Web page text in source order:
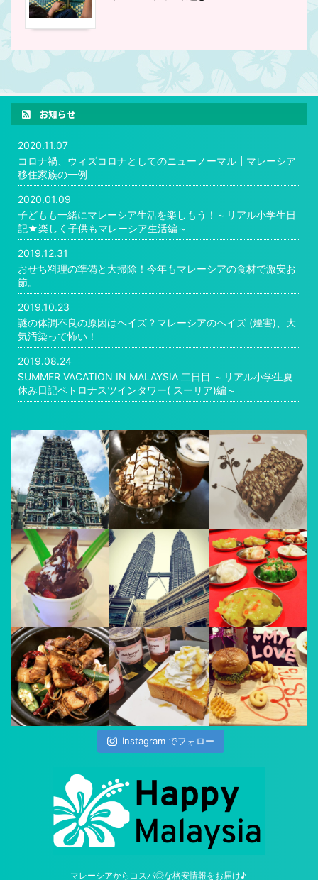
お知らせ
2020.11.07
コロナ禍、ウィズコロナとしてのニューノーマル┃マレーシア
移住家族の一例
2020.01.09
子どもも一緒にマレーシア生活を楽しもう！～リアル小学生日
記★楽しく子供もマレーシア生活編～
2019.12.31
おせち料理の準備と大掃除！今年もマレーシアの食材で激安お
節。
2019.10.23
謎の体調不良の原因はヘイズ？マレーシアのヘイズ (煙害)、大
気汚染って怖い！
2019.08.24
SUMMER VACATION IN MALAYSIA 二日目 ～リアル小学生夏
休み日記ペトロナスツインタワー( スーリア)編～
Instagram でフォロー
マレーシアからコスパ◎な格安情報をお届け♪